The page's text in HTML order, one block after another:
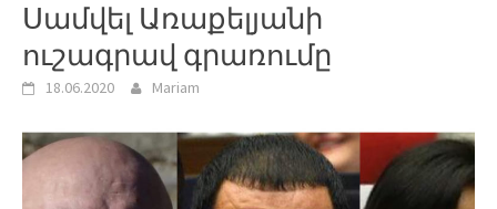
Սամվել Առաքելյանի
ուշագրավ գրառումը
18.06.2020 Mariam